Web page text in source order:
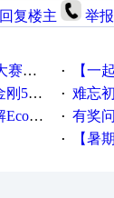
回复楼主 举报
！ · 【一起探
影券 · 难忘
之谜？ · 有奖问
· 【暑期-